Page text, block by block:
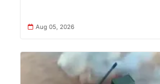
Aug 05, 2026